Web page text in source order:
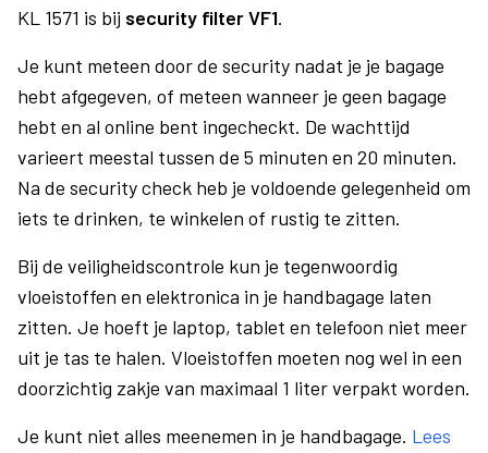
KL 1571 is bij security filter VF1.
Je kunt meteen door de security nadat je je bagage
hebt afgegeven, of meteen wanneer je geen bagage
hebt en al online bent ingecheckt. De wachttijd
varieert meestal tussen de 5 minuten en 20 minuten.
Na de security check heb je voldoende gelegenheid om
iets te drinken, te winkelen of rustig te zitten.
Bij de veiligheidscontrole kun je tegenwoordig
vloeistoffen en elektronica in je handbagage laten
zitten. Je hoeft je laptop, tablet en telefoon niet meer
uit je tas te halen. Vloeistoffen moeten nog wel in een
doorzichtig zakje van maximaal 1 liter verpakt worden.
Je kunt niet alles meenemen in je handbagage. Lees